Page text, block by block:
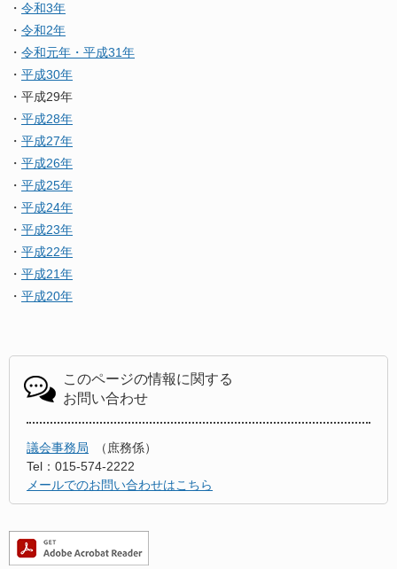
・ 令和3年
・ 令和2年
・ 令和元年・平成31年
・ 平成30年
・平成29年
・ 平成28年
・ 平成27年
・ 平成26年
・ 平成25年
・ 平成24年
・ 平成23年
・ 平成22年
・ 平成21年
・ 平成20年
このページの情報に関する
お問い合わせ
議会事務局
庶務係
Tel：015-574-2222
メールでのお問い合わせはこちら